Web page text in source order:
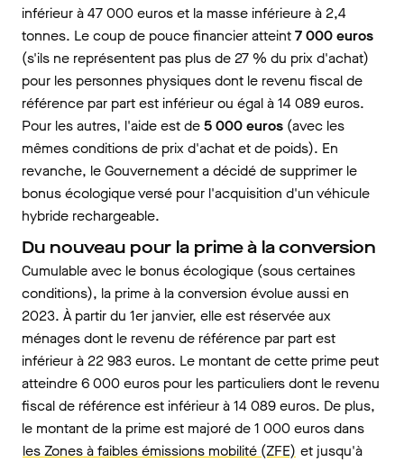
inférieur à 47 000 euros et la masse inférieure à 2,4
tonnes. Le coup de pouce financier atteint7 000 euros
(s'ils ne représentent pas plus de 27 % du prix d'achat)
pour les personnes physiques dont le revenu fiscal de
référence par part est inférieur ou égal à 14 089 euros.
Pour les autres, l'aide est de5 000 euros (avec les
mêmes conditions de prix d'achat et de poids). En
revanche, le Gouvernement a décidé de supprimer le
bonus écologique versé pour l'acquisition d'un véhicule
hybride rechargeable.
Du nouveau pour la prime à la conversion
Cumulable avec le bonus écologique (sous certaines
conditions), la prime à la conversion évolue aussi en
2023. À partir du 1er janvier, elle est réservée aux
ménages dont le revenu de référence par part est
inférieur à 22 983 euros. Le montant de cette prime peut
atteindre 6 000 euros pour les particuliers dont le revenu
fiscal de référence est inférieur à 14 089 euros. De plus,
le montant de la prime est majoré de 1 000 euros dans
les Zones à faibles émissions mobilité (ZFE) et jusqu'à